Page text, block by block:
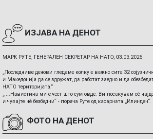
ИЗЈАВА НА ДЕНОТ
МАРК РУТЕ, ГЕНЕРАЛЕН СЕКРЕТАР НА НАТО, 03.03.2026
„Последниве денови гледаме колку е важно сите 32
и Македонија да се здружат, да работат заедно и да
НАТО територијата.“
„ ...Навистина ми е чест што сум овде. Ви посакувам сè
и чувајте нè безбедни“ - порача Руте од касарната „Илинден“.
ФОТО НА ДЕНОТ